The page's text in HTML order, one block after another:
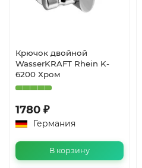
Крючок двойной
WasserKRAFT Rhein K-
6200 Хром
1780 ₽
Германия
В корзину